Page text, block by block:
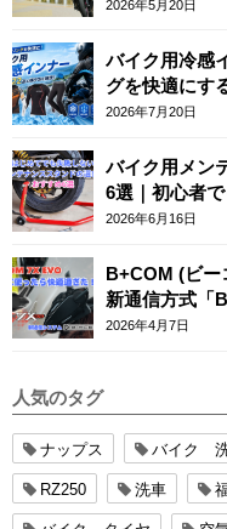
2026年5月20日
バイク用冷感
グを快適にす
2026年7月20日
バイク用メン
6選｜初心者
2026年6月16日
B+COM (ビー
新通信方式「
ー
2026年4月7日
人気のタグ
ナップス バイク
RZ250 洗車